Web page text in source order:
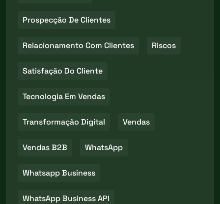
Prospecção De Clientes
Relacionamento Com Clientes Riscos
Satisfação Do Cliente
Tecnologia Em Vendas
Transformação Digital Vendas
Vendas B2B WhatsApp
Whatsapp Business
WhatsApp Business API